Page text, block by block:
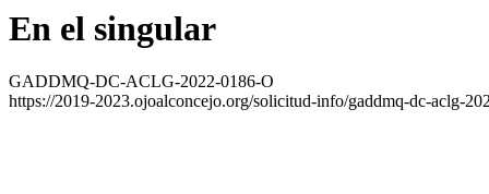
En el singular
GADDMQ-DC-ACLG-2022-0186-O
https://2019-2023.ojoalconcejo.org/solicitud-info/gaddmq-dc-aclg-